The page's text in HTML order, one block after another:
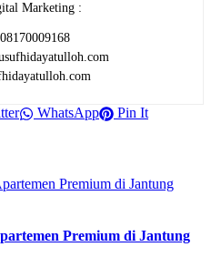
Marketing :
WhatsApp Pin It
Premium di Jantung